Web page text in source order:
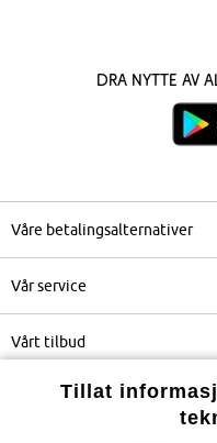
Dra nytte av
Våre betalingsalternativer
Vår service
Vårt tilbud
SelskapetTillat